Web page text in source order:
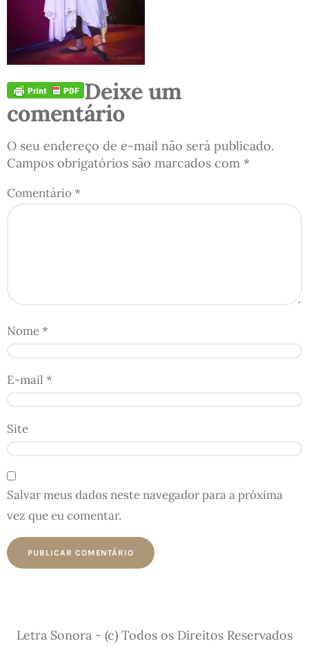
Deixe um
comentário
O seu endereço de e-mail não será publicado.
Campos obrigatórios são marcados com *
Comentário*
Nome*
E-mail *
Site
Salvar meus dados neste navegador para a próxima
vez que eu comentar.
Letra Sonora - (c) Todos os Direitos Reservados